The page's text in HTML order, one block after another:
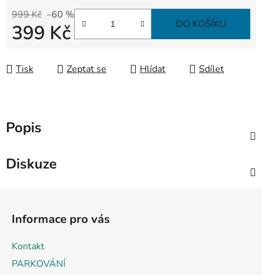
999 Kč –60 %
399 Kč DO KOŠÍKU
Tisk Zeptat se Hlídat Sdílet
Popis
Diskuze
Informace pro vás
Kontakt
PARKOVÁNÍ